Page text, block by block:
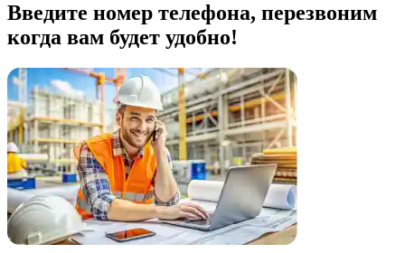
Введите номер телефона, перезвоним
когда вам будет удобно!